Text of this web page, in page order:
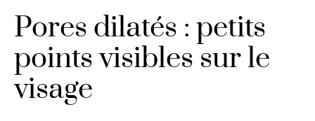
Pores dilatés : petits
points visibles sur le
visage